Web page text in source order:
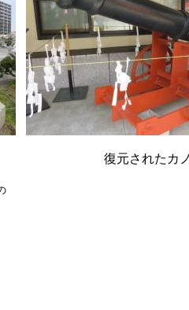
復元されたカ